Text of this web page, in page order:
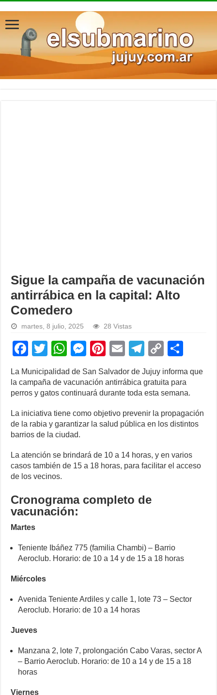
Sigue la campaña de vacunación
antirrábica en la capital: Alto
Comedero
martes, 8 julio, 2025 28 Vistas
F
a
c
e
b
o
o
k
T
wi
tt
er
W
h
at
s
A
p
p
M
e
ss
e
n
g
Pi
nt
er
e
st
E
m
ail
T
el
e
gr
a
m
C
o
p
y
Li
n
ar
e
La Municipalidad de San Salvador de Jujuy informa que
la campaña de vacunación antirrábica gratuita para
perros y gatos continuará durante toda esta semana.
La iniciativa tiene como objetivo prevenir la propagación
de la rabia y garantizar la salud pública en los distintos
barrios de la ciudad.
La atención se brindará de 10 a 14 horas, y en varios
casos también de 15 a 18 horas, para facilitar el acceso
de los vecinos.
Cronograma completo de
vacunación:
Martes
Teniente Ibáñez 775 (familia Chambi) – Barrio
Aeroclub. Horario: de 10 a 14 y de 15 a 18 horas
Miércoles
Avenida Teniente Ardiles y calle 1, lote 73 – Sector
Aeroclub. Horario: de 10 a 14 horas
Jueves
Manzana 2, lote 7, prolongación Cabo Varas, sector A
– Barrio Aeroclub. Horario: de 10 a 14 y de 15 a 18
horas
Viernes